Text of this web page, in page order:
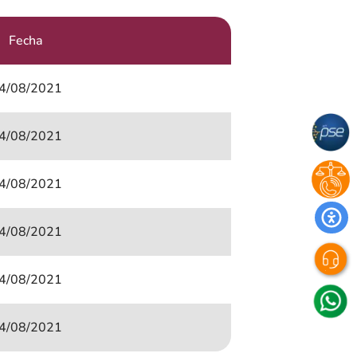
Fecha
08/2021
08/2021
08/2021
08/2021
08/2021
08/2021